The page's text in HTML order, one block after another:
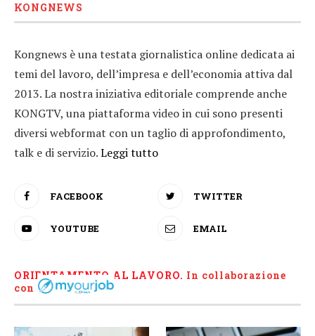
KONGNEWS
Kongnews è una testata giornalistica online dedicata ai
temi del lavoro, dell’impresa e dell’economia attiva dal
2013. La nostra iniziativa editoriale comprende anche
KONGTV, una piattaforma video in cui sono presenti
diversi webformat con un taglio di approfondimento,
talk e di servizio.Leggi tutto
FACEBOOK TWITTER
YOUTUBE EMAIL
ORIENTAMENTO AL LAVORO. In collaborazione
con